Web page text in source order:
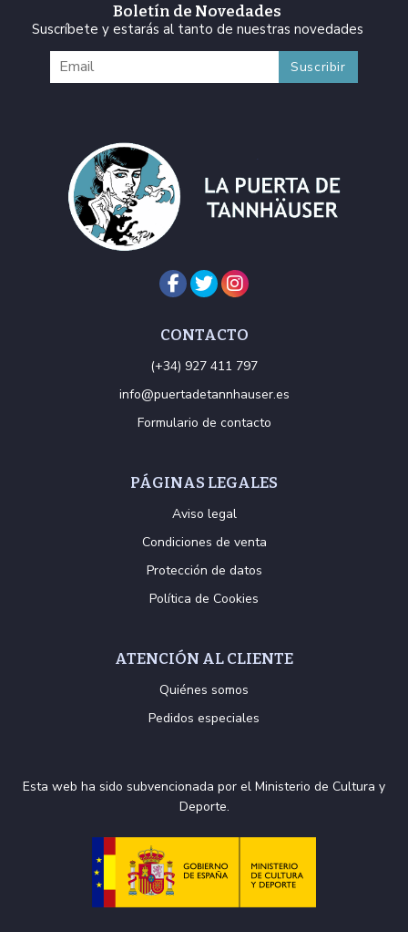
Boletín de Novedades
Suscríbete y estarás al tanto de nuestras novedades
CONTACTO
(+34) 927 411 797
info@puertadetannhauser.es
Formulario de contacto
PÁGINAS LEGALES
Aviso legal
Condiciones de venta
Protección de datos
Política de Cookies
ATENCIÓN AL CLIENTE
Quiénes somos
Pedidos especiales
Esta web ha sido subvencionada por el Ministerio de Cultura y
Deporte.